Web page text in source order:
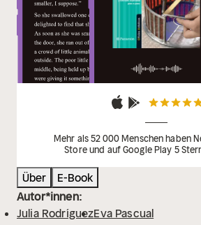
Mehr als 52 000 Menschen haben
Store und auf Google Play 5
Über
E-Book
Autor*innen:
Julia RodríguezEva Pascual